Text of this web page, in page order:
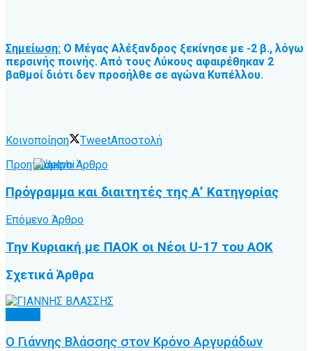
Σημείωση: Ο Μέγας Αλέξανδρος ξεκίνησε με -2 β., λόγω
περσινής ποινής. Από τους Λύκους αφαιρέθηκαν 2
βαθμοί διότι δεν προσήλθε σε αγώνα Κυπέλλου.
Κοινοποίηση TweetΑποστολή
Προηγούμενο Άρθρο
Πρόγραμμα και διαιτητές της Α’ Κατηγορίας
Επόμενο Άρθρο
Την Κυριακή με ΠΑΟΚ οι Νέοι U-17 του ΑΟΚ
ΣχετικάΆρθρα
Ο Γιάννης Βλάσσης στον Κρόνο Αργυράδων